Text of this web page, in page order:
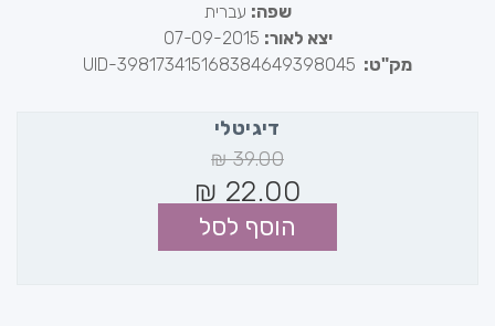
שפה: עברית
יצא לאור:
מק"ט:
דיגיטלי
39.00
₪
22.00
₪
הוסף לסל